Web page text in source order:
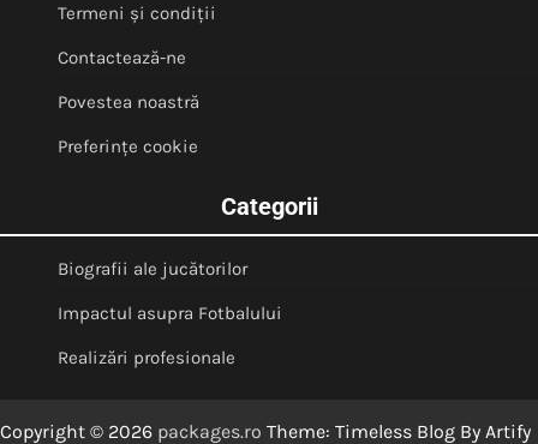
Termeni și condiții
Contactează-ne
Povestea noastră
Preferințe cookie
Categorii
Biografii ale jucătorilor
Impactul asupra Fotbalului
Realizări profesionale
Copyright © 2026 packages.ro Theme: Timeless Blog By Artify